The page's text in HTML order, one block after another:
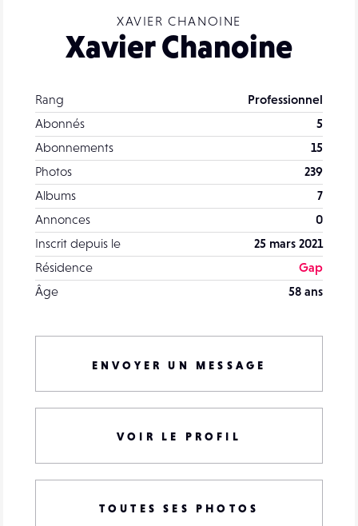
XAVIER CHANOINE
Xavier Chanoine
Rang
Professionnel
Abonnés
5
Abonnements
15
Photos
239
Albums
7
Annonces
0
Inscrit depuis le
25 mars 2021
Résidence
Gap
Âge
58 ans
ENVOYER UN MESSAGE
VOIR LE PROFIL
TOUTES SES PHOTOS